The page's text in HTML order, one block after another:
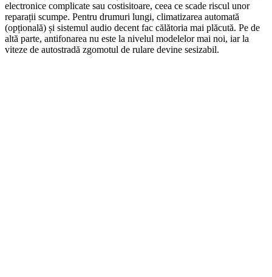
electronice complicate sau costisitoare, ceea ce scade riscul unor
reparații scumpe. Pentru drumuri lungi, climatizarea automată
(opțională) și sistemul audio decent fac călătoria mai plăcută. Pe de
altă parte, antifonarea nu este la nivelul modelelor mai noi, iar la
viteze de autostradă zgomotul de rulare devine sesizabil.